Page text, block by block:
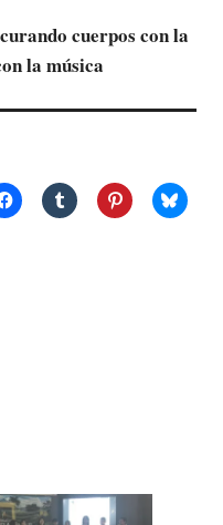
cuerpos con la
la música